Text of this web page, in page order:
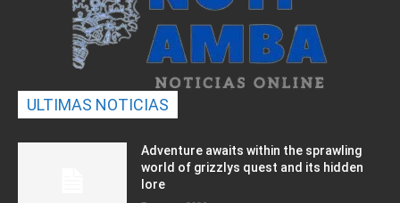
ULTIMAS NOTICIAS
Adventure awaits within the sprawling
world of grizzlys quest and its hidden
lore